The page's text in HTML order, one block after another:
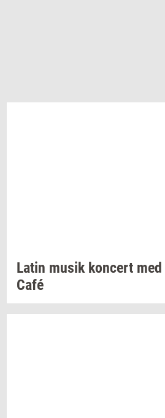
Latin musik kon­cert med
Café